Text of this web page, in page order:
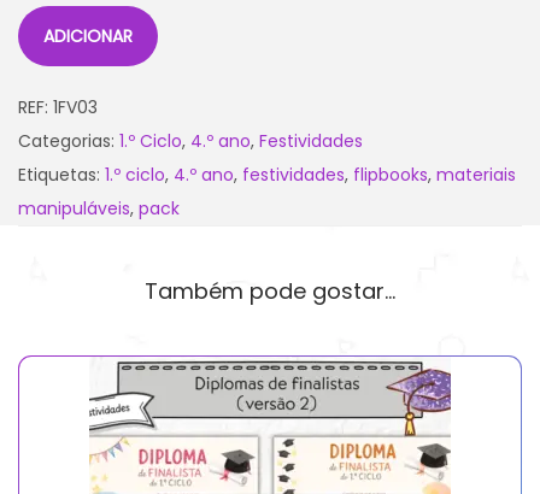
ADICIONAR
REF: 1FV03
Categorias: 1.º Ciclo, 4.º ano, Festividades
Etiquetas: 1.º ciclo, 4.º ano, festividades, flipbooks, materiais
manipuláveis, pack
Também pode gostar…